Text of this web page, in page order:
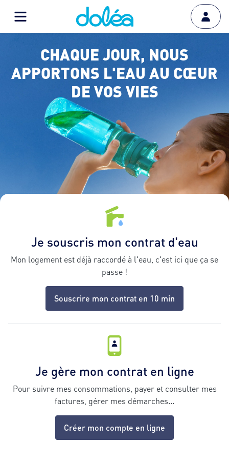
CHAQUE JOUR, NOUS
APPORTONS L'EAU AU CŒUR
DE VOS VIES
Je souscris mon contrat d'eau
Mon logement est déjà raccordé à l'eau, c'est ici que ça se
passe !
Souscrire mon contrat en 10 min
Je gère mon contrat en ligne
Pour suivre mes consommations, payer et consulter mes
factures, gérer mes démarches...
Créer mon compte en ligne